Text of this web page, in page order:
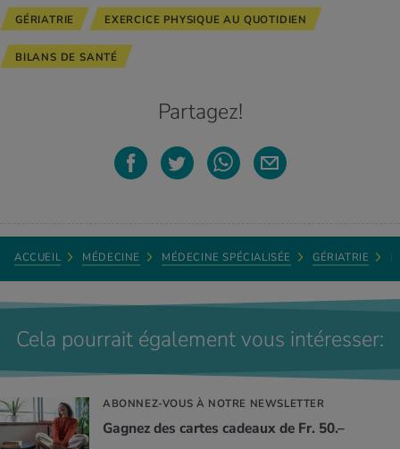
GÉRIATRIE EXERCICE PHYSIQUE AU QUOTIDIEN
BILANS DE SANTÉ
Partagez!
ACCUEIL MÉDECINE MÉDECINE SPÉCIALISÉE GÉRIATRIE
Cela pourrait également vous intéresser:
ABONNEZ-VOUS À NOTRE NEWSLETTER
Gagnez des cartes cadeaux de Fr. 50.–